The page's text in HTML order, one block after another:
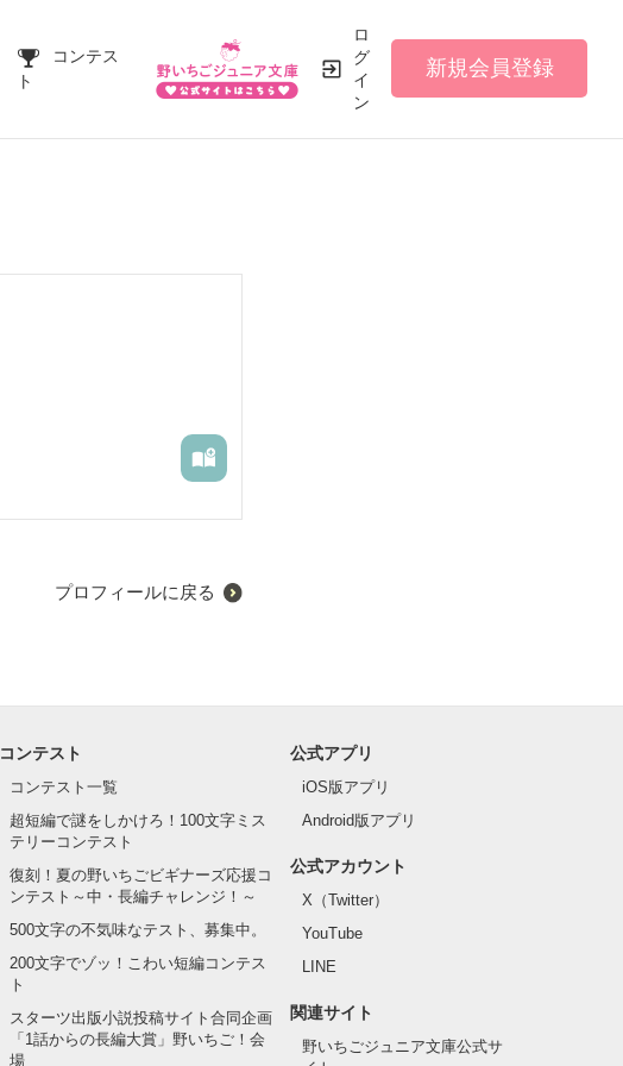
コンテス
ト
ロ
グ
イ
ン
新規会員登録
プロフィールに戻る
コンテスト
コンテスト一覧
超短編で謎をしかけろ！100文字ミス
テリーコンテスト
復刻！夏の野いちごビギナーズ応援コ
ンテスト～中・長編チャレンジ！～
500文字の不気味なテスト、募集中。
200文字でゾッ！こわい短編コンテス
ト
スターツ出版小説投稿サイト合同企画
「1話からの長編大賞」野いちご！会
場
公式アプリ
iOS版アプリ
Android版アプリ
公式アカウント
X（Twitter）
YouTube
LINE
関連サイト
野いちごジュニア文庫公式サ